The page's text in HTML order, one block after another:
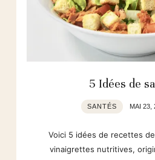
5 Idées de
SANTÉS MAI 23,
Voici 5 idées de recettes
vinaigrettes nutritives,